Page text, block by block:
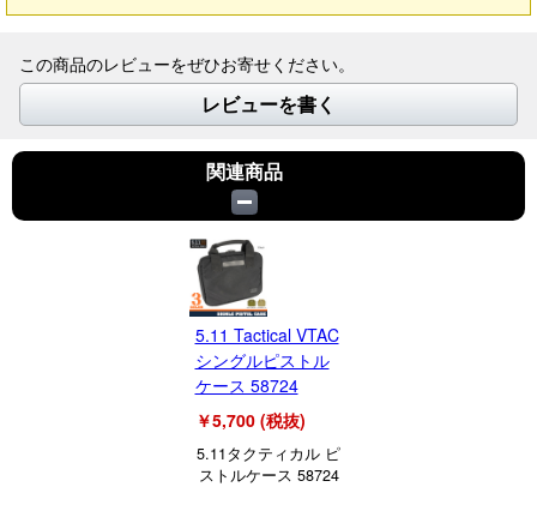
この商品のレビューをぜひお寄せください。
レビューを書く
関連商品
5.11 Tactical VTAC
シングルピストル
ケース 58724
￥5,700 (税抜)
5.11タクティカル ピ
ストルケース 58724